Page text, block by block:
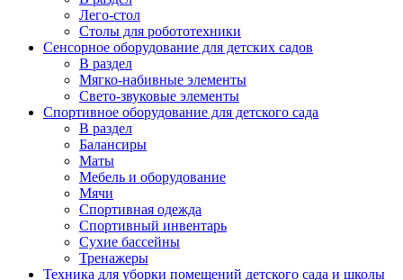
Лего-стол
Столы для робототехники
Сенсорное оборудование для детских садов
В раздел
Мягко-набивные элементы
Свето-звуковые элементы
Спортивное оборудование для детского сада
В раздел
Балансиры
Маты
Мебель и оборудование
Мячи
Спортивная одежда
Спортивный инвентарь
Сухие бассейны
Тренажеры
Техника для уборки помещений детского сада и школы